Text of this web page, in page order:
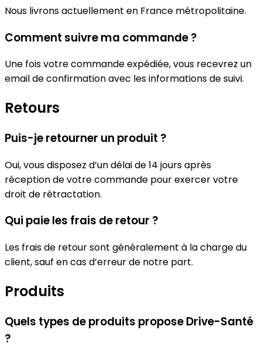
Nous livrons actuellement en France métropolitaine.
Comment suivre ma commande ?
Une fois votre commande expédiée, vous recevrez un
email de confirmation avec les informations de suivi.
Retours
Puis-je retourner un produit ?
Oui, vous disposez d’un délai de 14 jours après
réception de votre commande pour exercer votre
droit de rétractation.
Qui paie les frais de retour ?
Les frais de retour sont généralement à la charge du
client, sauf en cas d’erreur de notre part.
Produits
Quels types de produits propose Drive-Santé
?